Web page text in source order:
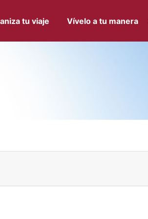
tu viaje Vívelo a tu manera